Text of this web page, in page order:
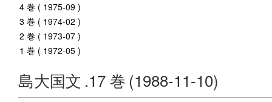
4 巻 ( 1975-09 )
3 巻 ( 1974-02 )
2 巻 ( 1973-07 )
1 巻 ( 1972-05 )
島大国文 .17 巻 (1988-11-10)